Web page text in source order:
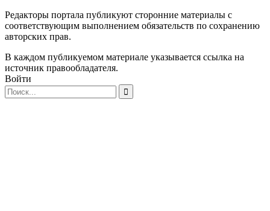
Редакторы портала публикуют сторонние материалы с
соответствующим выполнением обязательств по сохранению
авторских прав.
В каждом публикуемом материале указывается ссылка на
источник правообладателя.
Войти